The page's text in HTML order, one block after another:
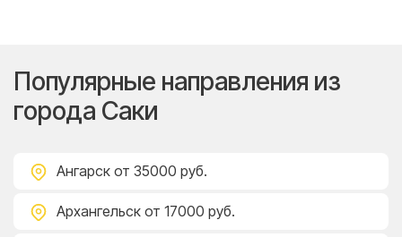
Популярные направления из
города Саки
Ангарск от 35000 руб.
Архангельск от 17000 руб.